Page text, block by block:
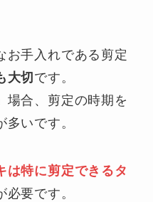
お手入れである剪定
大切です。
場合、剪定の時期を
いです。
は特に剪定できるタ
必要です。